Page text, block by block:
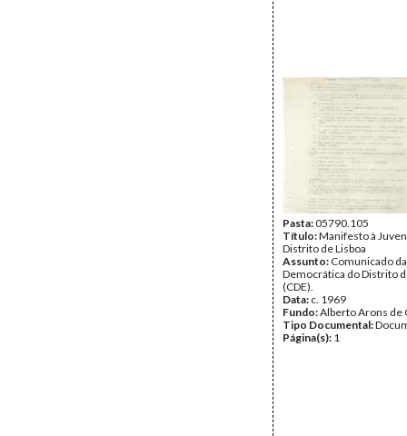
Pasta:05790.105
Título:Manifesto à
Distrito de Lisboa
Assunto: Comunicado
Democrática do Distrito
(CDE).
Data: c. 1969
Fundo:Alberto Arons de
Tipo Documental:
Página(s): 1